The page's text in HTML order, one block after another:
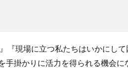
現場に立つ私たちはいかにして
掛かりに活力を得られる機会に